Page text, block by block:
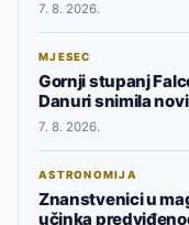
7. 8. 2026.
MJESEC
Gornji stupanj
Danuri snimila
7. 8. 2026.
ASTRONOMIJA
Znanstvenici u
učinka